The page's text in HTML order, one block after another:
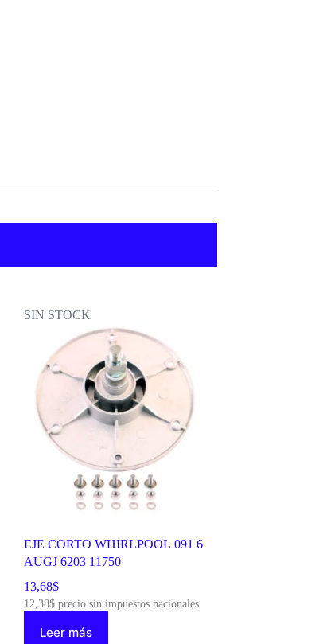
SIN STOCK
EJE CORTO WHIRLPOOL 091 6
AUGJ 6203 11750
13,68$
12,38$precio sin impuestos nacionales
Leer más